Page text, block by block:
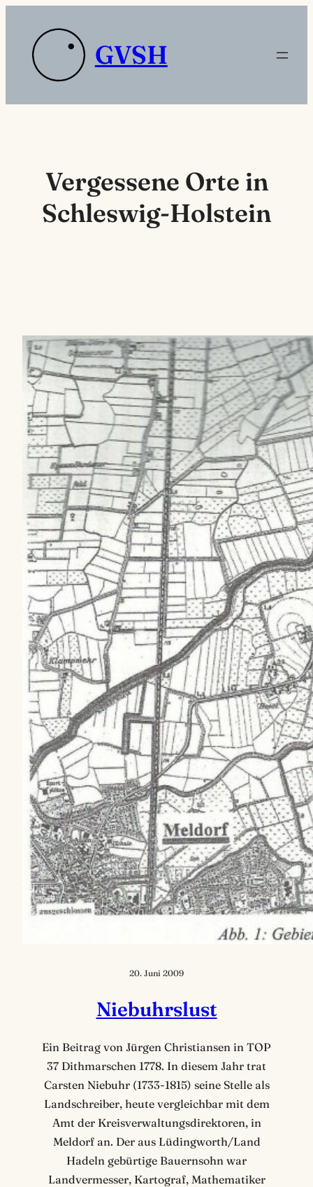
springen
GVSHsdas
Vergessene Orte in
Schleswig-Holstein
20. Juni 2009
Niebuhrslust
Ein Beitrag von Jürgen Christiansen in TOP
37 Dithmarschen 1778. In diesem Jahr trat
Carsten Niebuhr (1733-1815) seine Stelle als
Landschreiber, heute vergleichbar mit dem
Amt der Kreisverwaltungsdirektoren, in
Meldorf an. Der aus Lüdingworth/Land
Hadeln gebürtige Bauernsohn war
Landvermesser, Kartograf, Mathematiker